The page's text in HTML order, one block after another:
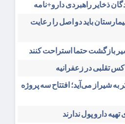
ذخایر راهبردی دارو+نامه
باید دو اصل را رعایت
بازگشت حتما استراحت کنند
تقلبی در زعفرانیه
شیراز می‌آید؛ افتتاح سه پروژه
دارو پول ندارند